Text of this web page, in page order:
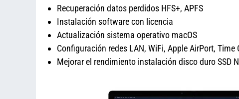
Recuperación datos perdidos HFS+, APFS
Instalación software con licencia
Actualización sistema operativo macOS
Configuración redes LAN, WiFi, Apple AirPort, Time
Mejorar el rendimiento instalación disco duro SSD